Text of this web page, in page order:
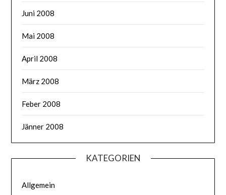
Juni 2008
Mai 2008
April 2008
März 2008
Feber 2008
Jänner 2008
KATEGORIEN
Allgemein